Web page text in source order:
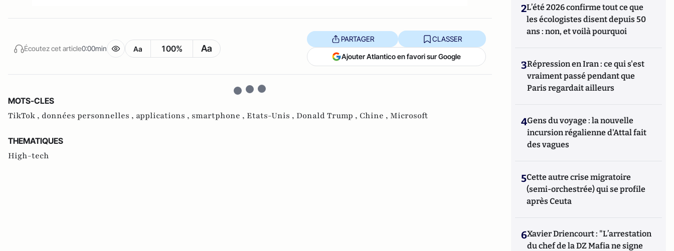
Écoutez cet article0:00min Aa 100% Aa
PARTAGER CLASSER
Ajouter Atlantico en favori sur Google
MOTS-CLES
TikTok , données personnelles , applications , smartphone , Etats-Unis , Donald Trump , Chine , Microsoft
THEMATIQUES
High-tech
2L’été 2026 confirme tout ce que
les écologistes disent depuis 50
ans : non, et voilà pourquoi
3Répression en Iran : ce qui s'est
vraiment passé pendant que
Paris regardait ailleurs
4Gens du voyage : la nouvelle
incursion régalienne d'Attal fait
des vagues
5Cette autre crise migratoire
(semi-orchestrée) qui se profile
après Ceuta
6Xavier Driencourt : "L’arrestation
du chef de la DZ Mafia ne signe